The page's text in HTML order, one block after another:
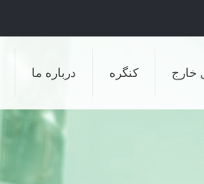
خارج کنگره درباره ما